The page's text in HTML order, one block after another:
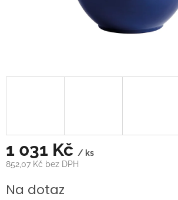
1 031 Kč / ks
852,07 Kč bez DPH
cena:
Na dotaz